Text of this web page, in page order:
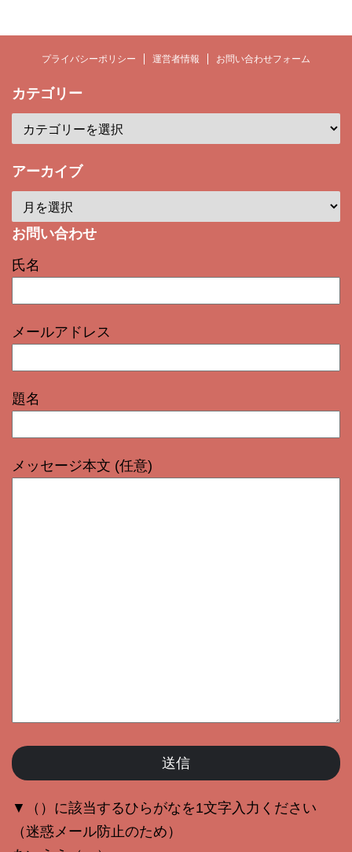
プライバシーポリシー 運営者情報 お問い合わせフォーム
カテゴリー
アーカイブ
お問い合わせ
氏名
メールアドレス
題名
メッセージ本文 (任意)
▼（）に該当するひらがなを1文字入力ください
（迷惑メール防止のため）